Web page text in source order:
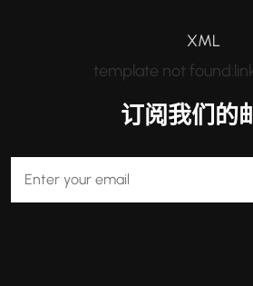
XML
template not
订阅我们的